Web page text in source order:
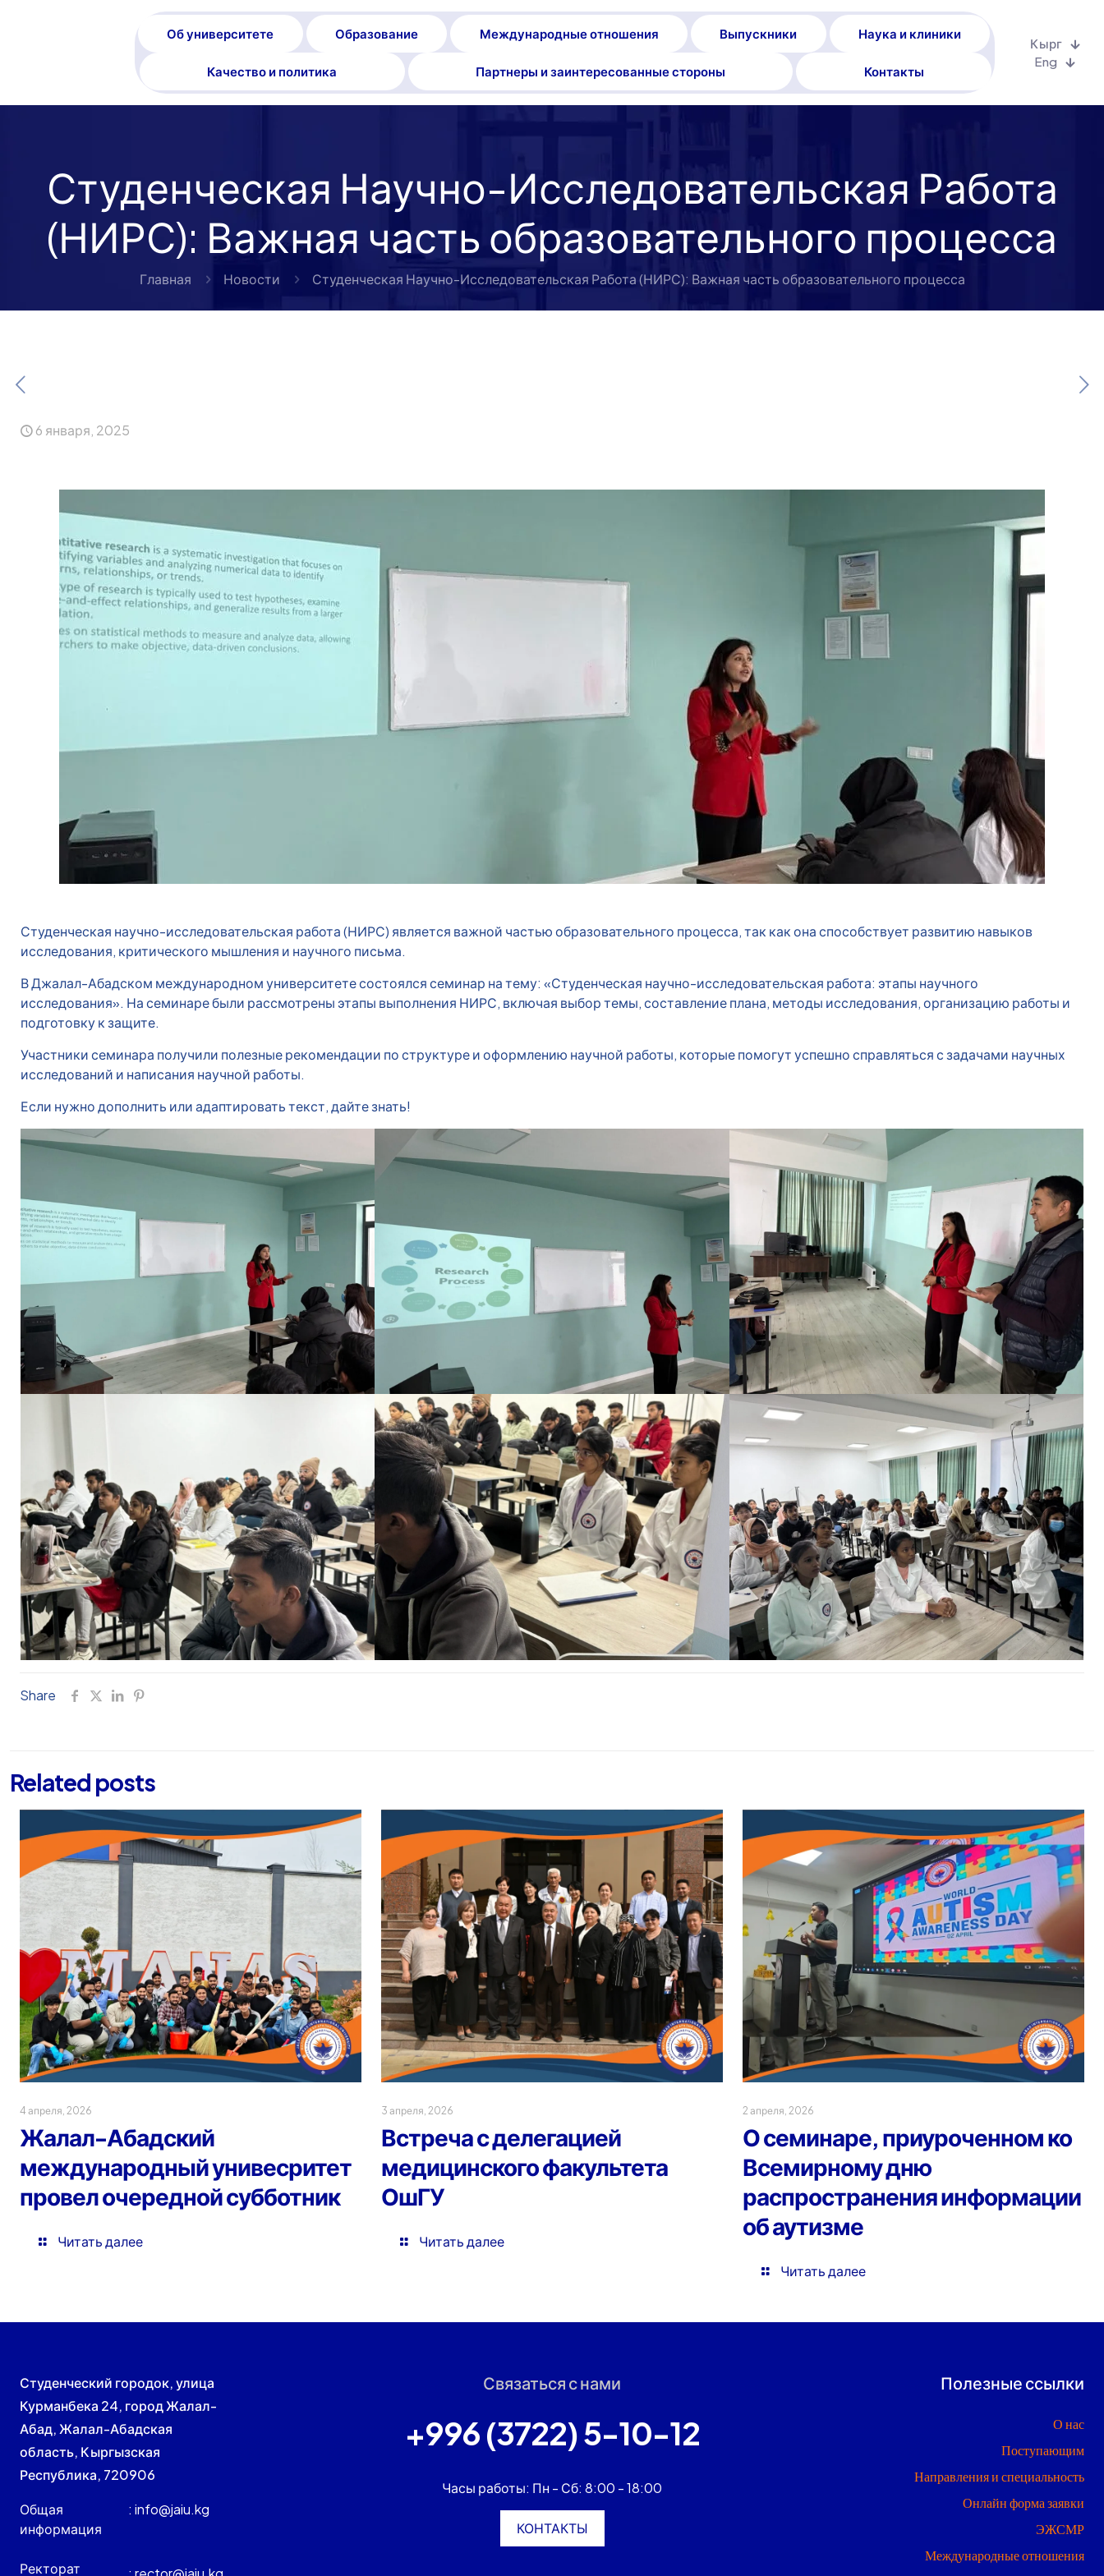
Об университете Образование Международные отношения Выпускники Наука и клиники
Качество и политика Партнеры и заинтересованные стороны Контакты
Кырг
Eng
Студенческая Научно-Исследовательская Работа
(НИРС): Важная часть образовательного процесса
Главная Новости Студенческая Научно-Исследовательская Работа (НИРС): Важная часть образовательного процесса
6 января, 2025
Студенческая научно-исследовательская работа (НИРС) является важной частью образовательного процесса, так как она способствует развитию навыков
исследования, критического мышления и научного письма.
В Джалал-Абадском международном университете состоялся семинар на тему: «Студенческая научно-исследовательская работа: этапы научного
исследования». На семинаре были рассмотрены этапы выполнения НИРС, включая выбор темы, составление плана, методы исследования, организацию работы и
подготовку к защите.
Участники семинара получили полезные рекомендации по структуре и оформлению научной работы, которые помогут успешно справляться с задачами научных
исследований и написания научной работы.
Если нужно дополнить или адаптировать текст, дайте знать!
Share
Related posts
4 апреля, 2026
Жалал-Абадский
международный унивесритет
провел очередной субботник
Читать далее
3 апреля, 2026
Встреча с делегацией
медицинского факультета
ОшГУ
Читать далее
2 апреля, 2026
О семинаре, приуроченном ко
Всемирному дню
распространения информации
об аутизме
Читать далее
Студенческий городок, улица
Курманбека 24, город Жалал-
Абад, Жалал-Абадская
область, Кыргызская
Республика, 720906
Общая
информация
Ректорат
: info@jaiu.kg
Связаться с нами
+996 (3722) 5-10-12
Часы работы: Пн - Сб: 8:00 - 18:00
КОНТАКТЫ
Полезные ссылки
О нас
Поступающим
Направления и специальность
Онлайн форма заявки
ЭЖСМР
Международные отношения